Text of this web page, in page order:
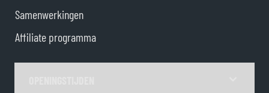
Samenwerkingen
Affiliate programma